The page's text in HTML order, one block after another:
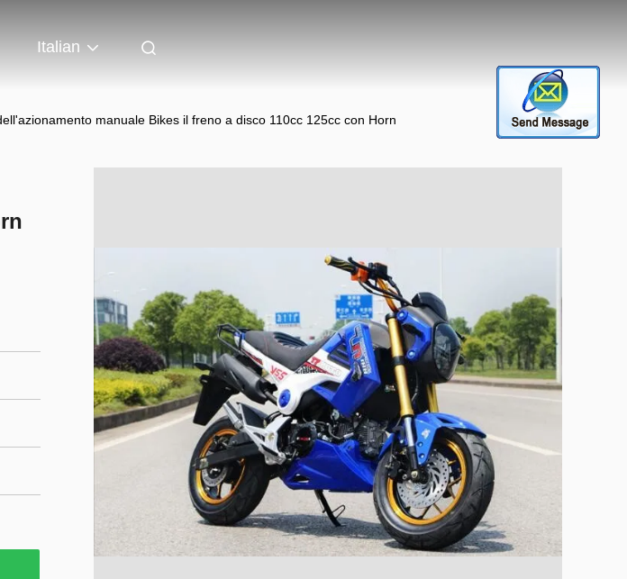
Italian
manuale Bikes il freno a disco 110cc 125cc con Horn